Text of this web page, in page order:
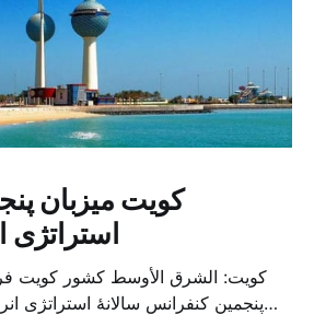
کویت میزبان
کویت: الشرق الأوسط کشور کویت
پنجمین کنفرانس سالانهٔ استراتژی